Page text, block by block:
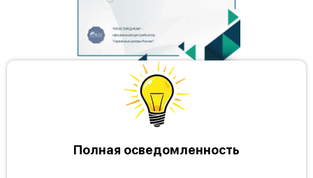
Полная осведомленность